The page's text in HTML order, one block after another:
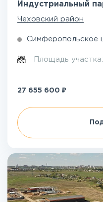
Индустриальный
Чеховский район
Симферопольское
Площадь участка:
27 655 600 ₽